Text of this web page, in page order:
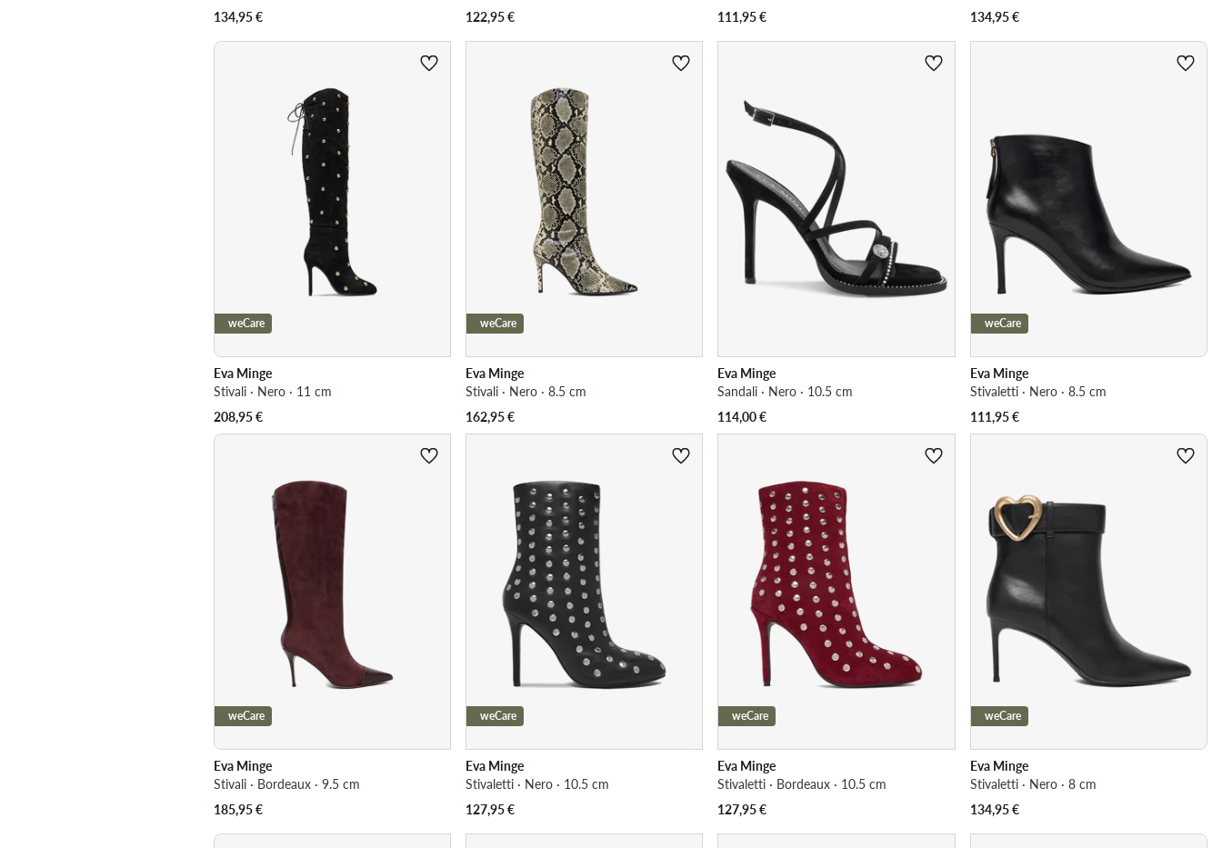
134,95€
122,95€
111,95€
134,95€
weCare
Eva Minge
Stivali · Nero · 11 cm
208,95€
weCare
Eva Minge
Stivali · Nero · 8.5 cm
162,95€
Eva Minge
Sandali · Nero · 10.5 cm
114,00€
weCare
Eva Minge
Stivaletti · Nero · 8.5 cm
111,95€
weCare
Eva Minge
Stivali · Bordeaux · 9.5 cm
185,95€
weCare
Eva Minge
Stivaletti · Nero · 10.5 cm
127,95€
weCare
Eva Minge
Stivaletti · Bordeaux · 10.5 cm
127,95€
weCare
Eva Minge
Stivaletti · Nero · 8 cm
134,95€